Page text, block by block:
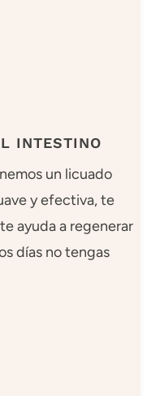
INTESTINO
un licuado
y efectiva, te
ayuda a regenerar
días no tengas